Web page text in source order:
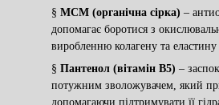
§ МСМ (органічна сірка) –
допомагає боротися з
виробленню колагену та еластину
§ Пантенол (вітамін В5) –
потужним зволожувачем, який
допомагаючи підтримувати її